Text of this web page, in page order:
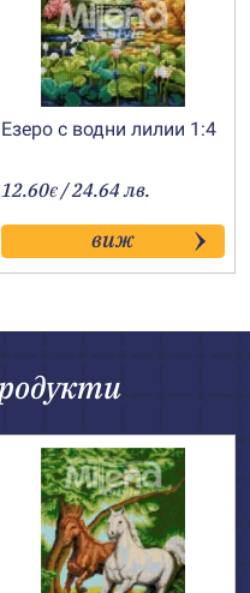
Езeро с водни лилии 1:4
12.60€ / 24.64 лв.
виж